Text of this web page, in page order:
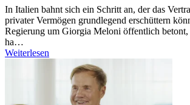
In Italien bahnt sich ein Schritt an, der das
privater Vermögen grundlegend erschüttern
Regierung um Giorgia Meloni öffentlich
ha…
Weiterlesen